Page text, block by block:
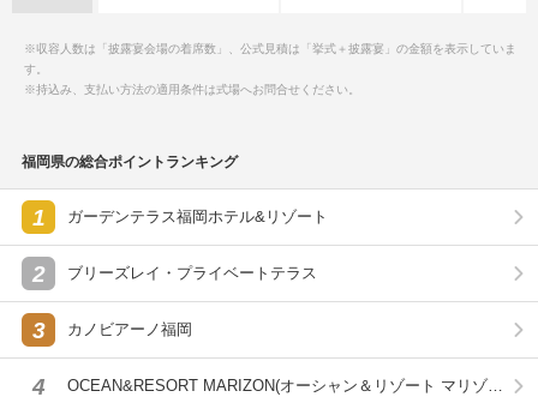
※収容人数は「披露宴会場の着席数」、公式見積は「挙式＋披露宴」の金額を表示していま
す。
※持込み、支払い方法の適用条件は式場へお問合せください。
福岡県の総合ポイントランキング
1 ガーデンテラス福岡ホテル&リゾート
2 ブリーズレイ・プライベートテラス
3 カノビアーノ福岡
4
OCEAN&RESORT MARIZON(オーシャン＆リゾート マリゾ